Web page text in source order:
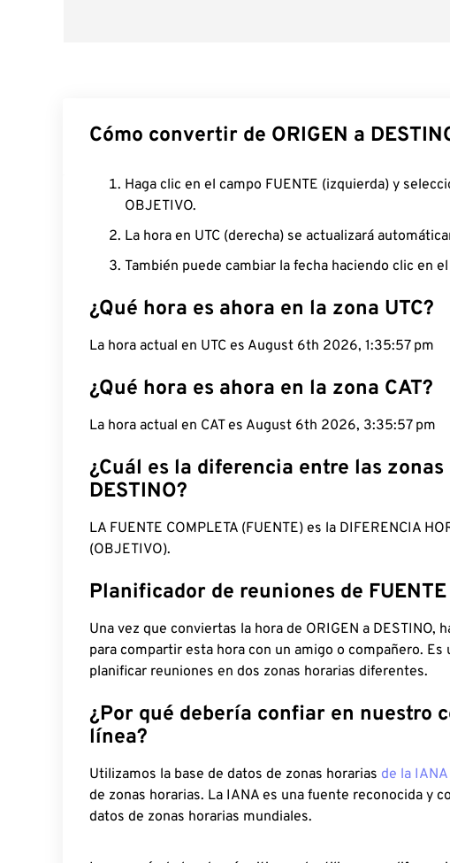
Cómo convertir de ORIGEN a
Haga clic en el campo FUENTE (izquierda) y
OBJETIVO.
La hora en UTC (derecha) se actualizará
También puede cambiar la fecha haciendo clic en
¿Qué hora es ahora en la zona UTC?
La hora actual en UTC es August 6th 2026, 1:35:58 pm
¿Qué hora es ahora en la zona CAT?
La hora actual en CAT es August 6th 2026, 3:35:58 pm
¿Cuál es la diferencia entre las
DESTINO?
LA FUENTE COMPLETA (FUENTE) es la DIFERENCIA
(OBJETIVO).
Planificador de reuniones de FUENTE
Una vez que conviertas la hora de ORIGEN a DESTINO,
para compartir esta hora con un amigo o compañero.
planificar reuniones en dos zonas horarias diferentes.
¿Por qué debería confiar en nuestro
línea?
Utilizamos la base de datos de zonas horarias de la IANA
de zonas horarias. La IANA es una fuente reconocida y
datos de zonas horarias mundiales.